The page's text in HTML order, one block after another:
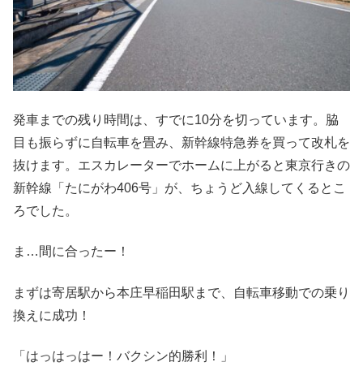
発車までの残り時間は、すでに10分を切っています。脇
目も振らずに自転車を畳み、新幹線特急券を買って改札を
抜けます。エスカレーターでホームに上がると東京行きの
新幹線「たにがわ406号」が、ちょうど入線してくるとこ
ろでした。
ま…間に合ったー！
まずは寄居駅から本庄早稲田駅まで、自転車移動での乗り
換えに成功！
「はっはっはー！バクシン的勝利！」